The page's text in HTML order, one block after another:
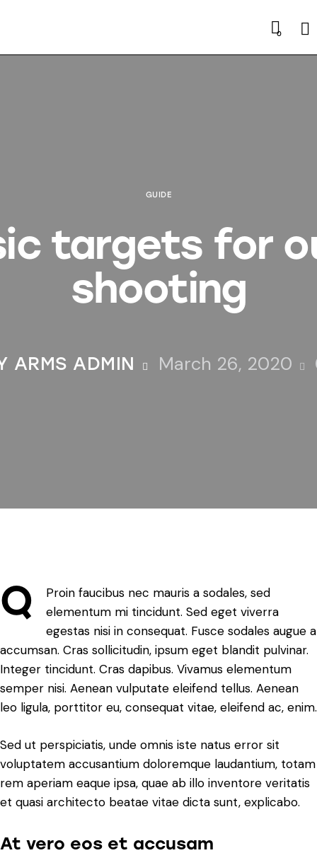
0
GUIDE
targets for
shooting
ARMS ADMIN March 26, 2020
Q
Proin faucibus nec mauris a sodales, sed
elementum mi tincidunt. Sed eget viverra
egestas nisi in consequat. Fusce sodales augue a
accumsan. Cras sollicitudin, ipsum eget blandit pulvinar.
Integer tincidunt. Cras dapibus. Vivamus elementum
semper nisi. Aenean vulputate eleifend tellus. Aenean
leo ligula, porttitor eu, consequat vitae, eleifend ac, enim.
Sed ut perspiciatis, unde omnis iste natus error sit
voluptatem accusantium doloremque laudantium, totam
rem aperiam eaque ipsa, quae ab illo inventore veritatis
et quasi architecto beatae vitae dicta sunt, explicabo.
At vero eos et accusam